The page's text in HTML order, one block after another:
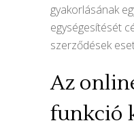
gyakorlásának
egységesítését
szerződések
Az
funkció